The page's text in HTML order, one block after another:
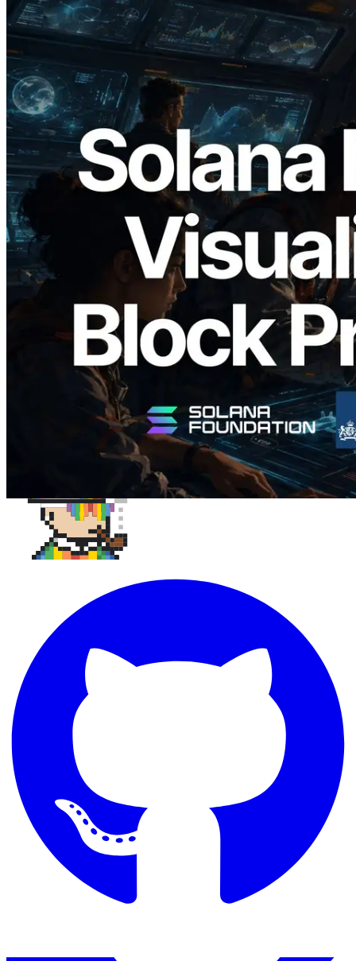
2026.05.24
Validators Solutions, Solana 블록 애널라
이저 공개 — slot 단위 블록 생성 시간과
담당 검증자 시각화